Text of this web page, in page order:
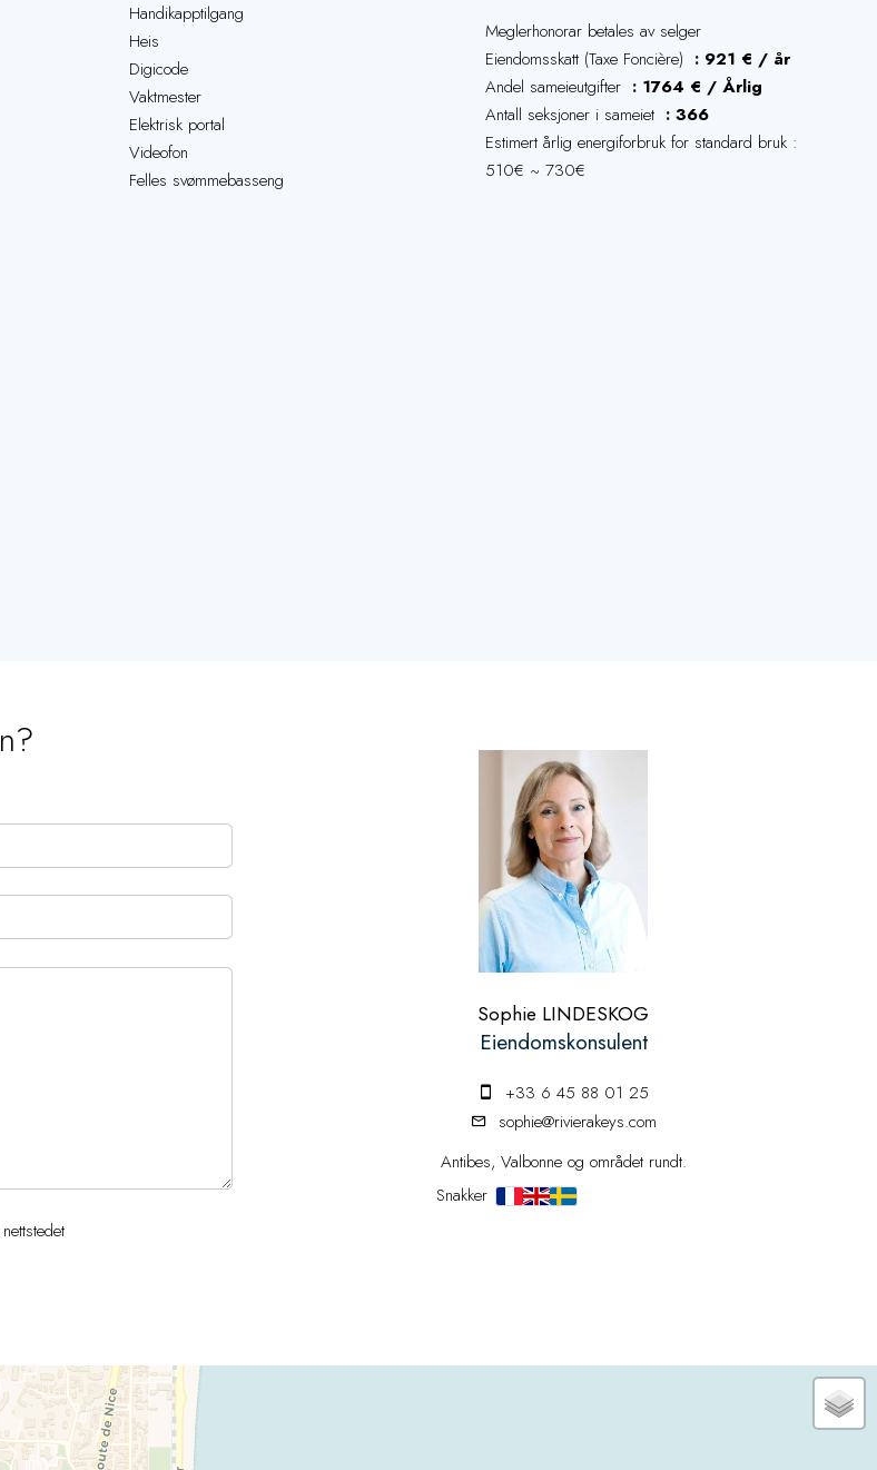
Handikapptilgang
Heis
Digicode
Vaktmester
Elektrisk portal
Videofon
Felles svømmebasseng
Meglerhonorar betales av selger
Eiendomsskatt (Taxe Foncière)
921 € / år
Andel sameieutgifter
1764 € / Årlig
Antall seksjoner i sameiet
366
Estimert årlig energiforbruk for standard bruk :
510€ ~ 730€
Sophie LINDESKOG
Eiendomskonsulent
+33 6 45 88 01 25
sophie@rivierakeys.com
Antibes, Valbonne og området rundt.
Snakker